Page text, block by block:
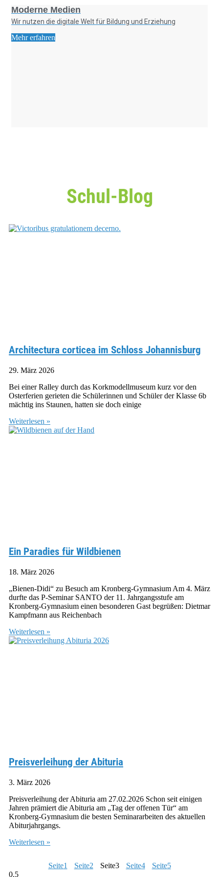
Moderne Medien
Wir nutzen die digitale Welt für Bildung und Erziehung
Mehr erfahren
Schul-Blog
Architectura corticea im Schloss Johannisburg
29. März 2026
Bei einer Ralley durch das Korkmodellmuseum kurz vor den
Osterferien gerieten die Schülerinnen und Schüler der Klasse 6b
mächtig ins Staunen, hatten sie doch einige
Weiterlesen »
Ein Paradies für Wildbienen
18. März 2026
„Bienen-Didi“ zu Besuch am Kronberg-Gymnasium Am 4. März
durfte das P-Seminar SANTO der 11. Jahrgangsstufe am
Kronberg-Gymnasium einen besonderen Gast begrüßen: Dietmar
Kampfmann aus Reichenbach
Weiterlesen »
Preisverleihung der Abituria
3. März 2026
Preisverleihung der Abituria am 27.02.2026 Schon seit einigen
Jahren prämiert die Abituria am „Tag der offenen Tür“ am
Kronberg-Gymnasium die besten Seminararbeiten des aktuellen
Abiturjahrgangs.
Weiterlesen »
Seite1 Seite2 Seite3 Seite4 Seite5